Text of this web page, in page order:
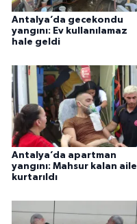
Antalya’da gecekondu
yangını: Ev kullanılamaz
hale geldi
Antalya’da apartman
yangını: Mahsur kalan aile
kurtarıldı